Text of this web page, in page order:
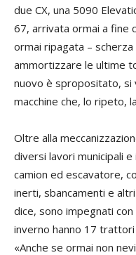
due CX, una 5090
67, arrivata ormai a fine
ormai ripagata –
ammortizzare le ultime
nuovo è spropositato, si
macchine che, lo ripeto,
Oltre alla
diversi lavori municipali
camion ed escavatore,
inerti, sbancamenti e
dice, sono impegnati
inverno hanno 17
«Anche se ormai non